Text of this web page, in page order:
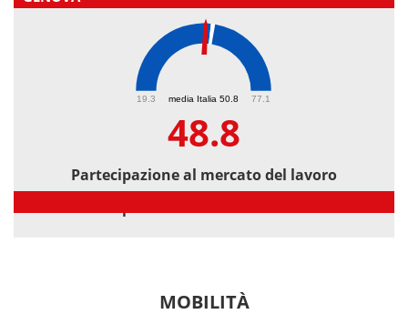
media Italia 50.8
19.3 77.1
48.8
Partecipazione al mercato del lavoro
MOBILITÀ